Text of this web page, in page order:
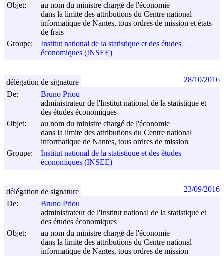
Objet:
au nom du ministre chargé de l'économie
dans la limite des attributions du Centre national
informatique de Nantes, tous ordres de mission et états
de frais
Groupe:
Institut national de la statistique et des études
économiques (INSEE)
De:
Bruno Priou
administrateur de l'Institut national de la statistique et
des études économiques
Objet:
au nom du ministre chargé de l'économie
dans la limite des attributions du Centre national
informatique de Nantes, tous ordres de mission
Groupe:
Institut national de la statistique et des études
économiques (INSEE)
délégation de signature 28/10/2016
De:
Bruno Priou
administrateur de l'Institut national de la statistique et
des études économiques
Objet:
au nom du ministre chargé de l'économie
dans la limite des attributions du Centre national
informatique de Nantes, tous ordres de mission
délégation de signature 23/09/2016